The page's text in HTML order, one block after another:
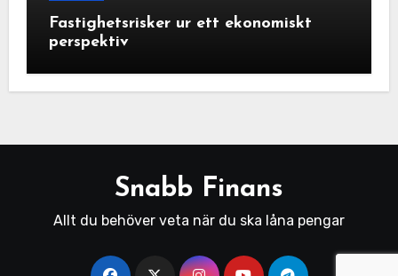
Fastighetsrisker ur ett ekonomiskt
perspektiv
Snabb Finans
Allt du behöver veta när du ska låna pengar